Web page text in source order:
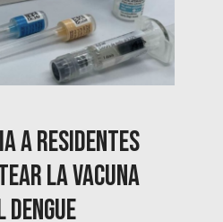
a residentes
la vacuna
dengue